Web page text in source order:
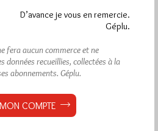
D’avance je vous en remercie.
Géplu.
fera aucun commerce et ne
données recueillies, collectées à la
abonnements. Géplu.
COMPTE